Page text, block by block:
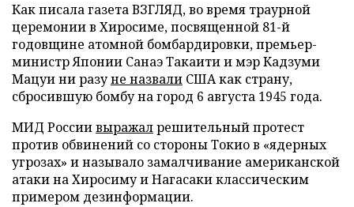
Как писала газета ВЗГЛЯД, во время траурной
церемонии в Хиросиме, посвященной 81-й
годовщине атомной бомбардировки, премьер-
министр Японии Санаэ Такаити и мэр Кадзуми
Мацуи ни разуне назвали США как страну,
сбросившую бомбу на город 6 августа 1945 года.
МИД Россиивыражалрешительный протест
против обвинений со стороны Токио в «ядерных
угрозах» и называло замалчивание американской
атаки на Хиросиму и Нагасаки классическим
примером дезинформации.